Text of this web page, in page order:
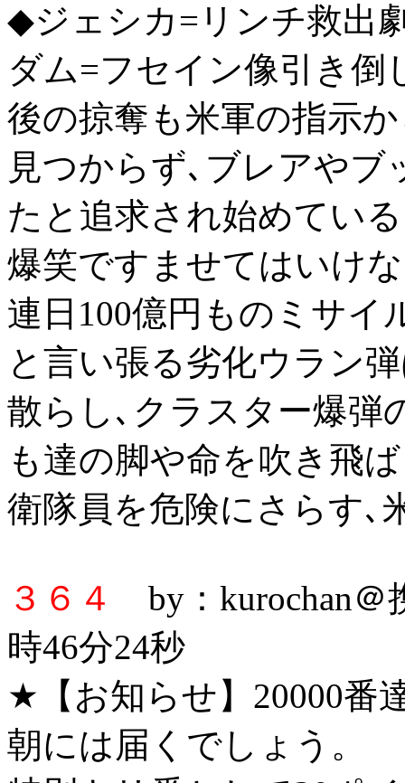
◆ジェシカ=リンチ救出
ダム=フセイン像引き倒
後の掠奪も米軍の指示
見つからず､ブレアや
たと追求され始めてい
爆笑ですませてはいけ
連日100億円ものミサイ
と言い張る劣化ウラン
散らし､クラスター爆弾
も達の脚や命を吹き飛
衛隊員を危険にさらす､
３６４
by：kurochan
時46分24秒
★【お知らせ】20000番
朝には届くでしょう。